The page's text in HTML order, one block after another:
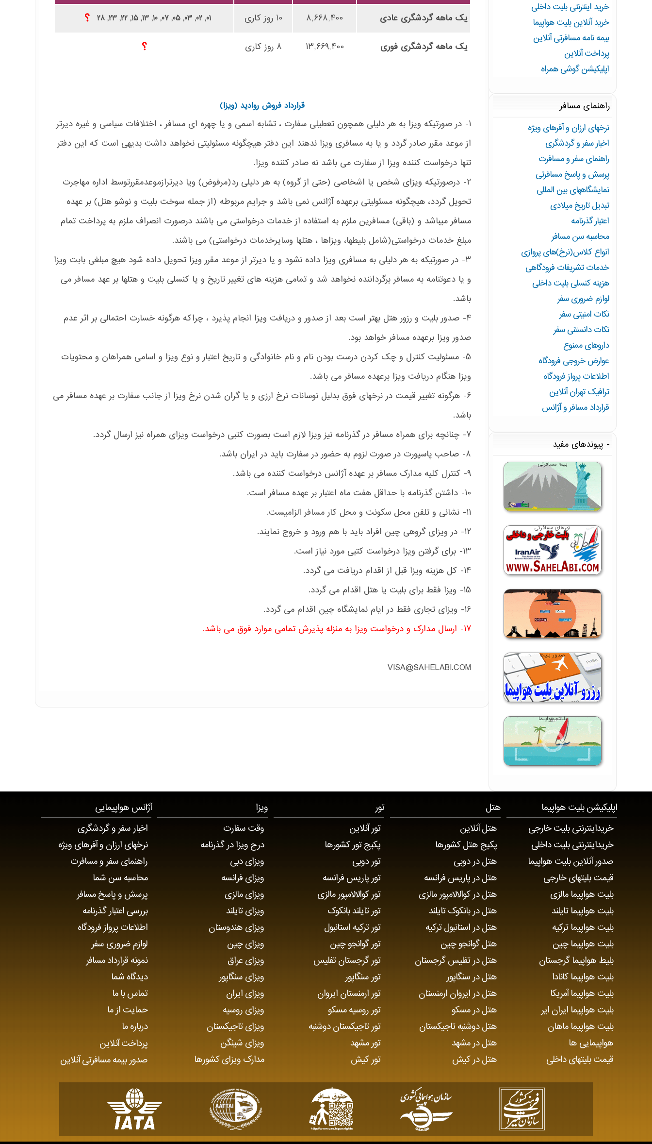
یک ماهه گردشگری عادی 8,668,400 10 روز کاری 01, 02, 03, 05, 07, 10, 13, 15, 22, 23, 28
یک ماهه گردشگری فوری 13,669,400 8 روز کاری
قرارداد فروش روادید (ویزا)
1- در صورتیکه ویزا به هر دلیلی همچون تعطیلی سفارت ، تشابه اسمی و یا چهره ای مسافر ، اختلافات سیاسی و غیره دیرتر
از موعد مقرر صادر گردد و یا به مسافری ویزا ندهند این دفتر هیچگونه مسئولیتی نخواهد داشت بدیهی است که این دفتر
تنها درخواست کننده ویزا از سفارت می باشد نه صادر کننده ویزا.
2- درصورتیکه ویزای شخص یا اشخاصی (حتی از گروه) به هر دلیلی رد(مرفوض) ویا دیرترازموعدمقررتوسط اداره مهاجرت
تحویل گردد، هیچگونه مسئولیتی برعهده آژانس نمی باشد و جرایم مربوطه (از جمله سوخت بلیت و نوشو هتل) بر عهده
مسافر میباشد و (باقی) مسافرین ملزم به استفاده از خدمات درخواستی می باشند درصورت انصراف ملزم به پرداخت تمام
مبلغ خدمات درخواستی(شامل بلیطها، ویزاها ، هتلها وسایرخدمات درخواستی) می باشند.
3- در صورتیکه به هر دلیلی به مسافری ویزا داده نشود و یا دیرتر از موعد مقرر ویزا تحویل داده شود هیچ مبلغی بابت ویزا
و یا دعوتنامه به مسافر برگرداننده نخواهد شد و تمامی هزینه های تغییر تاریخ و یا کنسلی بلیت و هتلها بر عهد مسافر می
باشد.
4- صدور بلیت و رزور هتل بهتر است بعد از صدور و دریافت ویزا انجام پذیرد ، چراکه هرگونه خسارت احتمالی بر اثر عدم
صدور ویزا برعهده مسافر خواهد بود.
5- مسئولیت کنترل و چک کردن درست بودن نام و نام خانوادگی و تاریخ اعتبار و نوع ویزا و اسامی همراهان و محتویات
ویزا هنگام دریافت ویزا برعهده مسافر می باشد.
6- هرگونه تغییر قیمت در نرخهای فوق بدلیل نوسانات نرخ ارزی و یا گران شدن نرخ ویزا از جانب سفارت بر عهده مسافر می
باشد.
7- چنانچه برای همراه مسافر در گذرنامه نیز ویزا لازم است بصورت کتبی درخواست ویزای همراه نیز ارسال گردد.
8- صاحب پاسپورت در صورت لزوم به حضور در سفارت باید در ایران باشد.
9- کنترل کلیه مدارک مسافر بر عهده آژانس درخواست کننده می باشد.
10- داشتن گذرنامه با حداقل هفت ماه اعتبار بر عهده مسافر است.
11- نشانی و تلفن محل سکونت و محل کار مسافر الزامیست.
12- در ویزای گروهی چین افراد باید با هم ورود و خروج نمایند.
13- برای گرفتن ویزا درخواست کتبی مورد نیاز است.
14- کل هزینه ویزا قبل از اقدام دریافت می گردد.
15- ویزا فقط برای بلیت یا هتل اقدام می گردد.
16- ویزای تجاری فقط در ایام نمایشگاه چین اقدام می گردد.
17- ارسال مدارک و درخواست ویزا به منزله پذیرش تمامی موارد فوق می باشد.
VISA@SAHELABI.COM
خرید اینترنتی بلیت داخلی
خرید آنلاین بلیت هواپیما
بیمه نامه مسافرتی آنلاین
پرداخت آنلاین
اپلیکیشن گوشی همراه
راهنمای مسافر
نرخهای ارزان و آفرهای ویژه
اخبار سفر و گردشگری
راهنمای سفر و مسافرت
پرسش و پاسخ مسافرتی
نمایشگاههای بین المللی
تبدیل تاریخ میلادی
اعتبار گذرنامه
محاسبه سن مسافر
انواع کلاس(نرخ)های پروازی
خدمات تشریفات فرودگاهی
هزینه کنسلی بلیت داخلی
لوازم ضروری سفر
نکات امنیتی سفر
نکات دانستنی سفر
داروهای ممنوع
عوارض خروجی فرودگاه
اطلاعات پرواز فرودگاه
ترافیک تهران آنلاین
قرارداد مسافر و آژانس
پیوندهای مفید
بیمه مسافرتی
تورهای مسافرتی
بخشنامه هواپیمایی ها
صدور بلیت
بلیت هواپیما
اپلیکیشنبلیت هواپیما
خریداینترنتی بلیت خارجی
خریداینترنتی بلیت داخلی
صدور آنلاین بلیت هواپیما
قیمت بلیتهای خارجی
بلیت هواپیما مالزی
بلیت هواپیما تایلند
بلیت هواپیما ترکیه
بلیت هواپیما چین
بلیط هواپیما گرجستان
بلیت هواپیما کانادا
بلیت هواپیما آمریکا
بلیت هواپیما ایران ایر
بلیت هواپیما ماهان
هواپیمایی ها
قیمت بلیتهای داخلی
هتل
هتل آنلاین
پکیج هتل کشورها
هتل در دوبی
هتل در پاریس فرانسه
هتل در کوالالامپور مالزی
هتل در بانکوک تایلند
هتل در استانبول ترکیه
هتل گوانجو چین
هتل در تفلیس گرجستان
هتل در سنگاپور
هتل در ایروان ارمنستان
هتل در مسکو
هتل دوشنبه تاجیکستان
هتل در مشهد
هتل در کیش
تور
تور آنلاین
پکیج تور کشورها
تور دوبی
تور پاریس فرانسه
تور کوالالامپور مالزی
تور تایلند بانکوک
تور ترکیه استانبول
تور گوانجو چین
تور گرجستان تفلیس
تور سنگاپور
تور ارمنستان ایروان
تور روسیه مسکو
تور تاجیکستان دوشنبه
تور مشهد
تور کیش
ویزا
وقت سفارت
درج ویزا در گذرنامه
ویزای دبی
ویزای فرانسه
ویزای مالزی
ویزای تایلند
ویزای هندوستان
ویزای چین
ویزای عراق
ویزای سنگاپور
ویزای ایران
ویزای روسیه
ویزای تاجیکستان
ویزای شینگن
مدارک ویزای کشورها
آژانس هواپیمایی
اخبار سفر و گردشگری
نرخهای ارزان و آفرهای ویژه
راهنمای سفر و مسافرت
محاسبه سن شما
پرسش و پاسخ مسافر
بررسی اعتبار گذرنامه
اطلاعات پرواز فرودگاه
لوازم ضروری سفر
نمونه قرارداد مسافر
دیدگاه شما
تماس با ما
حمایت از ما
درباره ما
پرداخت آنلاین
صدور بیمه مسافرتی آنلاین